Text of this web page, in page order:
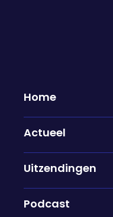
Home
Actueel
Uitzendingen
Podcast
Stefan de Vries
Na maandenlang
partijen eindelijk
grondstoffendeal
Europa opgelicht?